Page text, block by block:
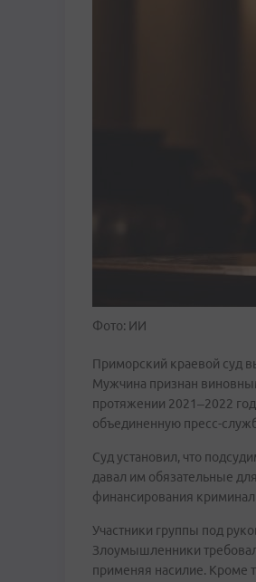
Фото: ИИ
Приморский краевой суд
Мужчина признан
протяжении 2021–2022
объединенную пресс-
Суд установил, что
давал им обязательные
финансирования
Участники группы под
Злоумышленники
применяя насилие. Кроме